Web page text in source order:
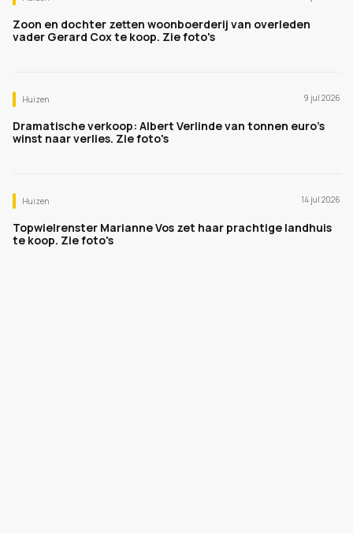
Zoon en dochter zetten woonboerderij van overleden
vader Gerard Cox te koop. Zie foto's
Huizen 9 jul 2026
Dramatische verkoop: Albert Verlinde van tonnen euro's
winst naar verlies. Zie foto's
Huizen 14 jul 2026
Topwielrenster Marianne Vos zet haar prachtige landhuis
te koop. Zie foto's